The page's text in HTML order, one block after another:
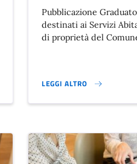
Pubblicazione
destinati ai Servizi
di proprietà del
LEGGI ALTRO
PUBBLICAZIONE